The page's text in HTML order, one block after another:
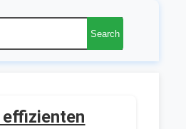
Search